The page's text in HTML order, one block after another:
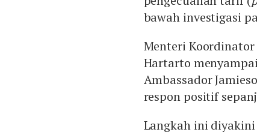
bawah investigasi
Menteri
Hartarto
Ambassador
respon positif
Langkah ini